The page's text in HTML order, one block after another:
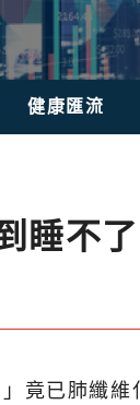
健康匯流
睡不